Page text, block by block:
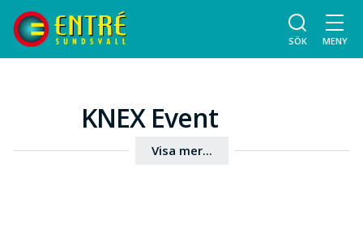
SÖK MENY
KNEX Event
Visa mer...